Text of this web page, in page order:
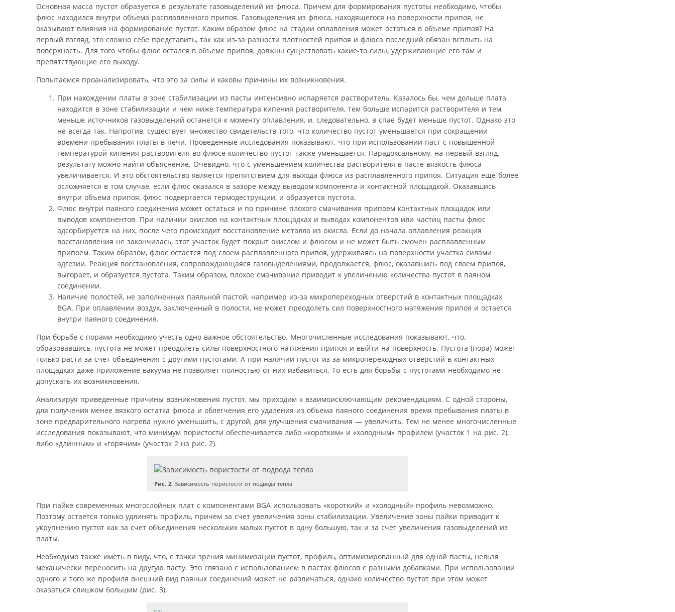
Основная масса пустот образуется в результате газовыделений из флюса. Причем для формирования пустоты необходимо, чтобы
флюс находился внутри объема расплавленного припоя. Газовыделения из флюса, находящегося на поверхности припоя, не
оказывают влияния на формирование пустот. Каким образом флюс на стадии оплавления может остаться в объеме припоя? На
первый взгляд, это сложно себе представить, так как из-за разности плотностей припоя и флюса последний обязан всплыть на
поверхность. Для того чтобы флюс остался в объеме припоя, должны существовать какие-то силы, удерживающие его там и
препятствующие его выходу.
Попытаемся проанализировать, что это за силы и каковы причины их возникновения.
При нахождении платы в зоне стабилизации из пасты интенсивно испаряется растворитель. Казалось бы, чем дольше плата
находится в зоне стабилизации и чем ниже температура кипения растворителя, тем больше испарится растворителя и тем
меньше источников газовыделений останется к моменту оплавления, и, следовательно, в спае будет меньше пустот. Однако это
не всегда так. Напротив, существует множество свидетельств того, что количество пустот уменьшается при сокращении
времени пребывания платы в печи. Проведенные исследования показывают, что при использовании паст с повышенной
температурой кипения растворителя во флюсе количество пустот также уменьшается. Парадоксальному, на первый взгляд,
результату можно найти объяснение. Очевидно, что с уменьшением количества растворителя в пасте вязкость флюса
увеличивается. И это обстоятельство является препятствием для выхода флюса из расплавленного припоя. Ситуация еще более
осложняется в том случае, если флюс оказался в зазоре между выводом компонента и контактной площадкой. Оказавшись
внутри объема припоя, флюс подвергается термодеструкции, и образуется пустота.
Флюс внутри паяного соединения может остаться и по причине плохого смачивания припоем контактных площадок или
выводов компонентов. При наличии окислов на контактных площадках и выводах компонентов или частиц пасты флюс
адсорбируется на них, после чего происходит восстановление металла из окисла. Если до начала оплавления реакция
восстановления не закончилась, этот участок будет покрыт окислом и флюсом и не может быть смочен расплавленным
припоем. Таким образом, флюс остается под слоем расплавленного припоя, удерживаясь на поверхности участка силами
адгезии. Реакция восстановления, сопровождающаяся газовыделениями, продолжается, флюс, оказавшись под слоем припоя,
выгорает, и образуется пустота. Таким образом, плохое смачивание приводит к увеличению количества пустот в паяном
соединении.
Наличие полостей, не заполненных паяльной пастой, например из-за микропереходных отверстий в контактных площадках
BGA. При оплавлении воздух, заключенный в полости, не может преодолеть сил поверхностного натяжения припоя и остается
внутри паяного соединения.
При борьбе с порами необходимо учесть одно важное обстоятельство. Многочисленные исследования показывают, что,
образовавшись, пустота не может преодолеть силы поверхностного натяжения припоя и выйти на поверхность. Пустота (пора) может
только расти за счет объединения с другими пустотами. А при наличии пустот из-за микропереходных отверстий в контактных
площадках даже приложение вакуума не позволяет полностью от них избавиться. То есть для борьбы с пустотами необходимо не
допускать их возникновения.
Анализируя приведенные причины возникновения пустот, мы приходим к взаимоисключающим рекомендациям. С одной стороны,
для получения менее вязкого остатка флюса и облегчения его удаления из объема паяного соединения время пребывания платы в
зоне предварительного нагрева нужно уменьшить, с другой, для улучшения смачивания — увеличить. Тем не менее многочисленные
исследования показывают, что минимум пористости обеспечивается либо «коротким» и «холодным» профилем (участок 1 на рис. 2),
либо «длинным» и «горячим» (участок 2 на рис. 2).
Рис. 2. Зависимость пористости от подвода тепла
При пайке современных многослойных плат с компонентами BGA использовать «короткий» и «холодный» профиль невозможно.
Поэтому остается только удлинять профиль, причем за счет увеличения зоны стабилизации. Увеличение зоны пайки приводит к
укрупнению пустот как за счет объединения нескольких малых пустот в одну большую, так и за счет увеличения газовыделений из
платы.
Необходимо также иметь в виду, что, с точки зрения минимизации пустот, профиль, оптимизированный для одной пасты, нельзя
механически переносить на другую пасту. Это связано с использованием в пастах флюсов с разными добавками. При использовании
одного и того же профиля внешний вид паяных соединений может не различаться, однако количество пустот при этом может
оказаться слишком большим (рис. 3).